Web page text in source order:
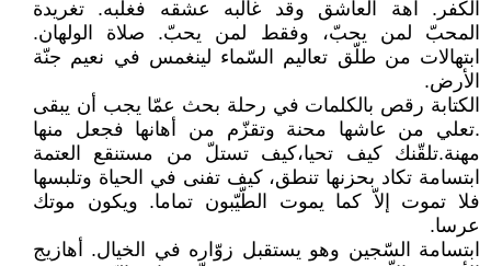
الكفر. آهة العاشق وقد غالبه عشقه فغلبه. تغريدة
المحبّ لمن يحبّ، وفقط لمن يحبّ. صلاة الولهان.
ابتهالات من طلّق تعاليم السّماء لينغمس في نعيم جنّة
الأرض.
الكتابة رقص بالكلمات في رحلة بحث عمّا يجب أن يبقى
.تعلي من عاشها محنة وتقزّم من أهانها فجعل منها
مهنة.تلقّنك كيف تحيا،كيف تستلّ من مستنقع العتمة
ابتسامة تكاد بحزنها تنطق، كيف تفنى في الحياة وتلبسها
فلا تموت إلاّ كما يموت الطّيّبون تماما. ويكون موتك
عرسا.
ابتسامة السّجين وهو يستقبل زوّاره في الخيال. أهازيج